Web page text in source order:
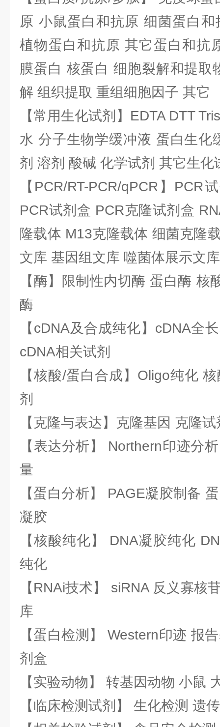
原 小鼠蛋白和抗原 细菌蛋白
植物蛋白和抗原 其它蛋白和抗
膜蛋白 核蛋白 细胞裂解和提取
解 组织提取 重组细胞因子 其它
【常用生化试剂】EDTA DTT
水 分子生物学缓冲液 蛋白生化
剂 溶剂 酸碱 化学试剂 其它生化
【PCR/RT-PCR/qPCR】PCR
PCR试剂盒 PCR克隆试剂盒
隆载体 M13克隆载体 细菌克隆
文库 基因组文库 噬菌体展示文库
【酶】限制性内切酶 蛋白酶 核
酶
【cDNA及合成纯化】cDNA全
cDNA相关试剂
【核酸/蛋白合成】Oligo纯化
剂
【克隆与表达】克隆基因 克隆
【表达分析】 Northern印迹分
量
【蛋白分析】 PAGE凝胶制备
凝胶
【核酸纯化】 DNA凝胶纯化
纯化
【RNAi技术】 siRNA 反义寡核
库
【蛋白检测】 Western印迹 报
剂盒
【实验动物】 转基因动物 小鼠
【临床检测试剂】 生化检测 遗